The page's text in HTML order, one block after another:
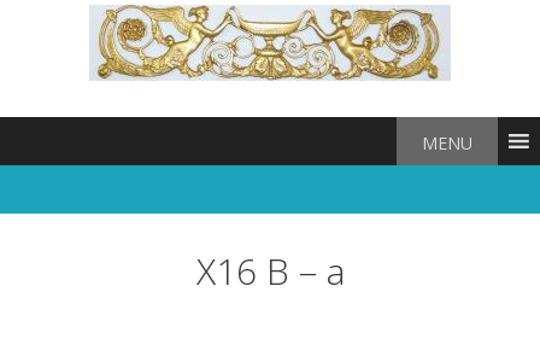
MENU
X16 B – a